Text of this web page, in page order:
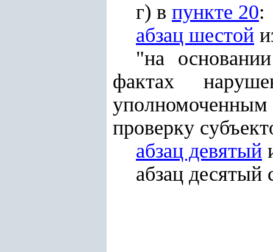
г) в пункте 20:
абзац шестой
"на
фактах
проверку
абзац девятый
абзац десятый